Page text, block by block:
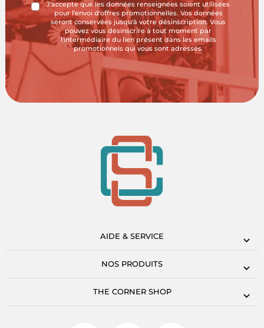
J'accepte que les données renseignées soient utilisées
pour l'envoi d'offres promotionnelles. Vos données
seront conservées jusqu'à votre désinscription. Vous
pouvez vous désinscrire à tout moment par
l'intermédiaire du lien présent dans les emails
promotionnels qui vous sont adressés.
AIDE & SERVICE
NOS PRODUITS
THE CORNER SHOP